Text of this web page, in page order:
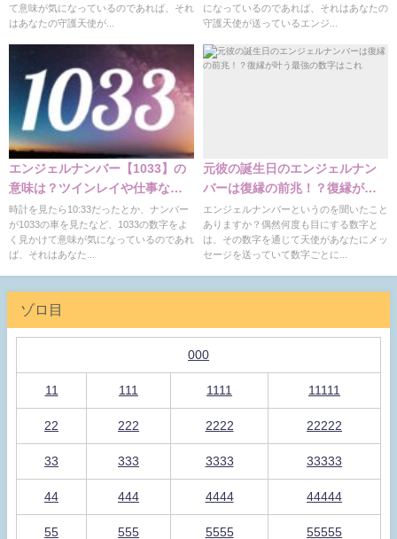
て意味が気になっているのであれば、それ
はあなたの守護天使が...
になっているのであれば、それはあなたの
守護天使が送っているエンジ...
エンジェルナンバー【1033】の
意味は？ツインレイや仕事など
の意味
時計を見たら10:33だったとか、ナンバー
が1033の車を見たなど、1033の数字をよ
く見かけて意味が気になっているのであれ
ば、それはあなた...
元彼の誕生日のエンジェルナン
バーは復縁の前兆！？復縁が叶
う最強の数字はこれ
エンジェルナンバーというのを聞いたこと
ありますか？偶然何度も目にする数字と
は、その数字を通じて天使があなたにメッ
セージを送っていて数字ごとに...
ゾロ目
000
11 111 1111 11111
22 222 2222 22222
33 333 3333 33333
44 444 4444 44444
55 555 5555 55555